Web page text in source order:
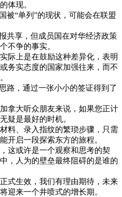
的体现。
被“单列 ”的现状 ， 可能会在联盟
共享 ， 但成员国在对华经济政策
不争的事实。
实际上是在鼓励这种差异化 ， 表明
或务实态度的国家加强往来 ， 而不
。
路 ， 通过一张小小的签证得到 了
加拿大听众朋友来说 ， 如果您正计
无疑是最好的时机。
材料、 录入指纹的繁琐步骤 ， 只需
能开启一段探索东方的旅程。
， 这或许是一个观察和思考的契
中 ， 人为的壁垒最终阻碍的是谁的
正式生效 ， 我们有理由期待 ， 未来
将迎来一个井喷式的增长期。